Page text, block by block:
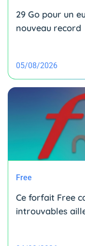
29 Go pour un
nouveau record
05/08/2026
Free
Ce forfait Free
introuvables